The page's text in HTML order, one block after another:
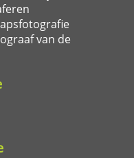
van de